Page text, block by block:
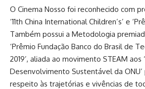
O Cinema Nosso foi reconhecido com
‘11th China International Children’s’ e
Também possui a Metodologia
‘Prêmio Fundação Banco do Brasil de
2019’, aliada ao movimento STEAM aos
Desenvolvimento Sustentável da ONU’
respeito às trajetórias e vivências de